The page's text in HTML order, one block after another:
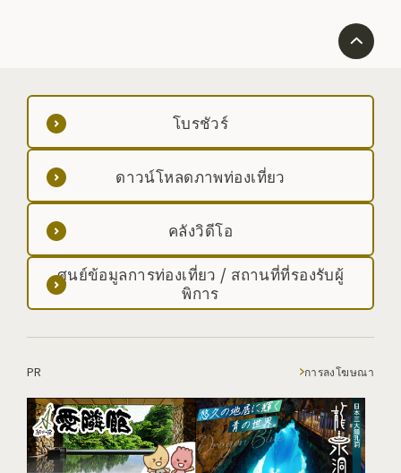
โบรชัวร์
ดาวน์โหลดภาพท่องเที่ยว
คลังวิดีโอ
ศูนย์ข้อมูลการท่องเที่ยว / สถานที่ที่รองรับผู้
พิการ
PR การลงโฆษณา